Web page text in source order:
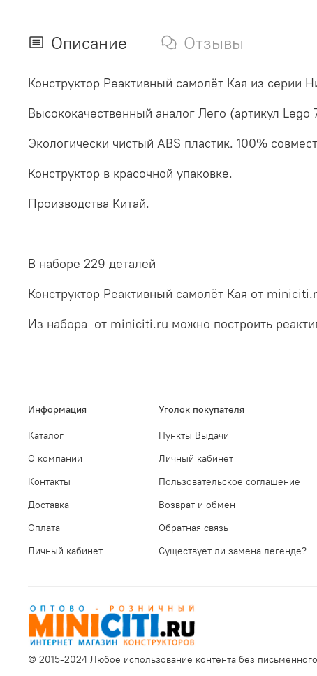
Описание Отзывы
Конструктор Реактивный самолёт Кая из серии
Высококачественный аналог Лего (артикул Lego
Экологически чистый ABS пластик. 100%
Конструктор в красочной упаковке.
Производства Китай.
В наборе 229 деталей
Конструктор Реактивный самолёт Кая от
Из набора от miniciti.ru можно построить
Информация
Каталог
О компании
Контакты
Доставка
Оплата
Личный кабинет
Уголок покупателя
Пункты Выдачи
Личный кабинет
Пользовательское соглашение
Возврат и обмен
Обратная связь
Существует ли замена легенде?
© 2015-2024 Любое использование контента без